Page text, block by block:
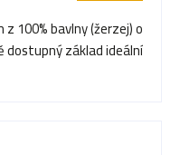
100% bavlny (žerzej) o
dostupný základ ideální